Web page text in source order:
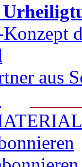
aus